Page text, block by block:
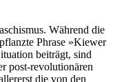
Während die
Phrase »Kiewer
beiträgt, sind
post-revolutionären
die von den